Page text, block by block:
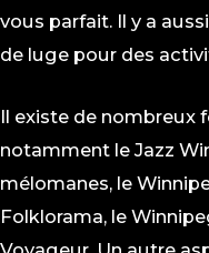
vous parfait. Il y a
de luge pour des
Il existe de nombreux
notamment le Jazz
mélomanes, le
Folklorama, le